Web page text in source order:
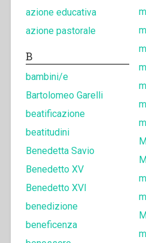
azione educativa
azione pastorale
B
bambini/e
Bartolomeo Garelli
beatificazione
beatitudini
Benedetta Savio
Benedetto XV
Benedetto XVI
benedizione
beneficenza